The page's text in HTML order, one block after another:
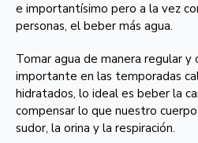
e importantísimo pero a la vez
personas, el beber más agua.
Tomar agua de manera regular
importante en las temporadas
hidratados, lo ideal es beber la
compensar lo que nuestro
sudor, la orina y la respiración.